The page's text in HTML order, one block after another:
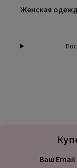
Женская
Ваш Email